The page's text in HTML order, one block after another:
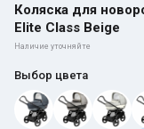
Коляска для
Elite Class Beige
Наличие уточняйте
Выбор цвета